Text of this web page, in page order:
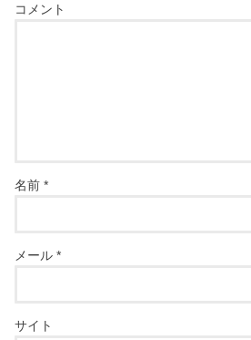
コメント
名前*
メール*
サイト